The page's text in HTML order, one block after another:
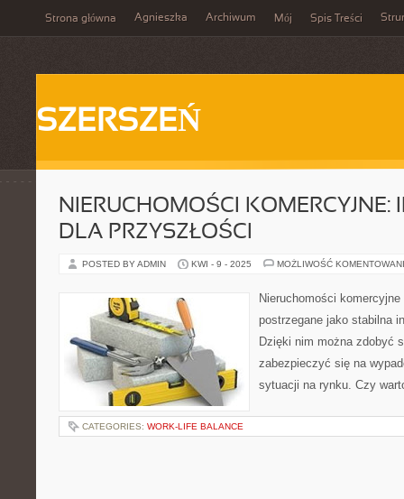
Strona główna Agnieszka Archiwum Mój Spis Treści
SZERSZEŃ
NIERUCHOMOŚCI KOMERCYJNE:
DLA PRZYSZŁOŚCI
POSTED BY ADMIN KWI - 9 - 2025 MOŻLIWOŚĆ
Nieruchomości
postrzegane jako stabilna
Dzięki nim można zdobyć
zabezpieczyć się na
sytuacji na rynku. Czy
CATEGORIES: WORK-LIFE BALANCE